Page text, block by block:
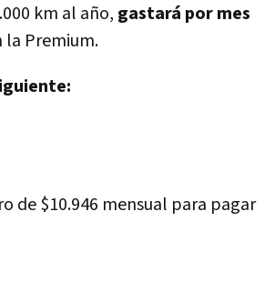
km al año, gastará por mes
la Premium.
de $10.946 mensual para pagar